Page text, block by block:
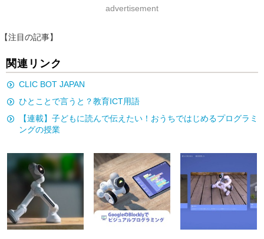
advertisement
【注目の記事】
関連リンク
CLIC BOT JAPAN
ひとことで言うと？教育ICT用語
【連載】子どもに読んで伝えたい！おうちではじめるプログラミ
ングの授業